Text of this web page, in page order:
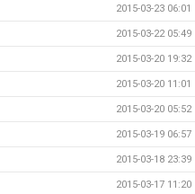
2015-03-23 06:01
2015-03-22 05:49
2015-03-20 19:32
2015-03-20 11:01
2015-03-20 05:52
2015-03-19 06:57
2015-03-18 23:39
2015-03-17 11:20